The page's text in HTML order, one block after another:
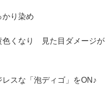
り染め
くなり 見た目ダメージが
スな「泡ディゴ」をON♪